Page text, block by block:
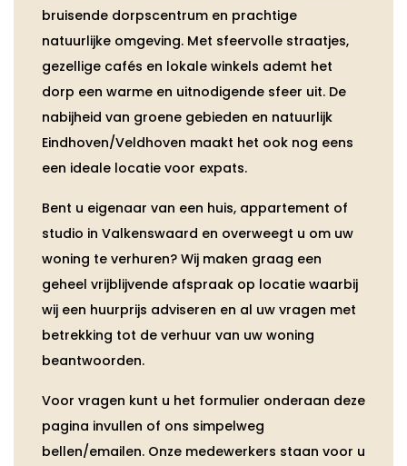
bruisende dorpscentrum en prachtige
natuurlijke omgeving. Met sfeervolle straatjes,
gezellige cafés en lokale winkels ademt het
dorp een warme en uitnodigende sfeer uit. De
nabijheid van groene gebieden en natuurlijk
Eindhoven/Veldhoven maakt het ook nog eens
een ideale locatie voor expats.
Bent u eigenaar van een huis, appartement of
studio in Valkenswaard en overweegt u om uw
woning te verhuren? Wij maken graag een
geheel vrijblijvende afspraak op locatie waarbij
wij een huurprijs adviseren en al uw vragen met
betrekking tot de verhuur van uw woning
beantwoorden.
Voor vragen kunt u het formulier onderaan deze
pagina invullen of ons simpelweg
bellen/emailen. Onze medewerkers staan voor u